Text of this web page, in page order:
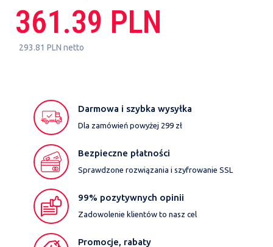
361.39 PLN
293.81 PLN netto
Darmowa i szybka wysyłka
Dla zamówień powyżej 299 zł
Bezpieczne płatności
Sprawdzone rozwiązania i szyfrowanie SSL
99% pozytywnych opinii
Zadowolenie klientów to nasz cel
Promocje, rabaty